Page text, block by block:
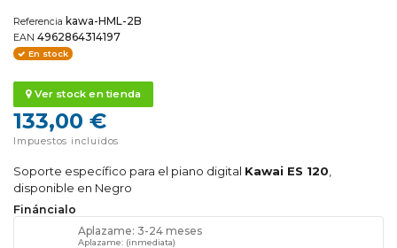
Referencia kawa-HML-2B
EAN 4962864314197
En stock
Ver stock en tienda
133,00 €
Impuestos incluidos
Soporte específico para el piano digital Kawai ES 120
disponible en Negro
Fináncialo
Aplazame: 3-24 meses
Aplazame: (inmediata)